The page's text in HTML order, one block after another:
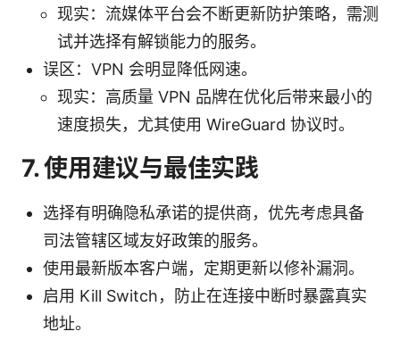
现实：流媒体平台会不断更新防护策略，需测
试并选择有解锁能力的服务。
误区：VPN 会明显降低网速。
现实：高质量 VPN 品牌在优化后带来最小的
速度损失，尤其使用 WireGuard 协议时。
7. 使用建议与最佳实践
选择有明确隐私承诺的提供商，优先考虑具备
司法管辖区域友好政策的服务。
使用最新版本客户端，定期更新以修补漏洞。
启用 Kill Switch，防止在连接中断时暴露真实
地址。